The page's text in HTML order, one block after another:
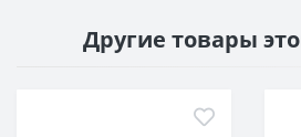
Другие товары